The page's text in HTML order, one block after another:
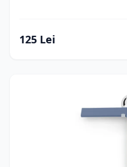
125 Lei